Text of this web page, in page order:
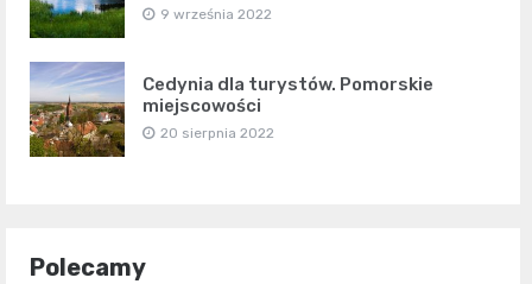
9 września 2022
Cedynia dla turystów. Pomorskie
miejscowości
20 sierpnia 2022
Polecamy